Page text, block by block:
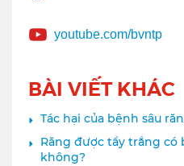
youtube.com/bvntp
BÀI VIẾT KHÁC
Tác hại của bệnh sâu
Răng được tẩy trắng
không?